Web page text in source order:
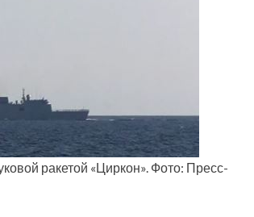
ракетой «Циркон». Фото: Пресс-